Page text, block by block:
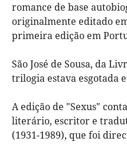
romance de base
originalmente editado
primeira edição em
São José de Sousa, da
trilogia estava esgotada
A edição de "Sexus"
literário, escritor e
(1931-1989), que foi